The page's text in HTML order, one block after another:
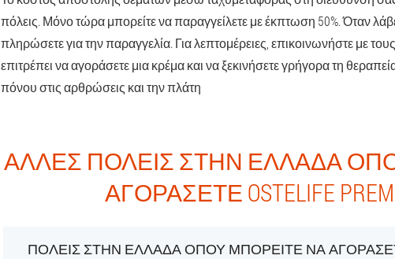
πόλεις. Μόνο τώρα μπορείτε να παραγγείλετε με έκπτωση 50%. Όταν
πληρώσετε για την παραγγελία. Για λεπτομέρειες, επικοινωνήστε με
επιτρέπει να αγοράσετε μια κρέμα και να ξεκινήσετε γρήγορα τη
πόνου στις αρθρώσεις και την πλάτη
ΆΛΛΕΣ ΠΌΛΕΙΣ ΣΤΗΝ ΕΛΛΆΔΑ
ΑΓΟΡΆΣΕΤΕ OSTELIFE
ΠΌΛΕΙΣ ΣΤΗΝ ΕΛΛΆΔΑ ΌΠΟΥ ΜΠΟΡΕΊΤΕ ΝΑ ΑΓΟΡΆΣΕΤΕ